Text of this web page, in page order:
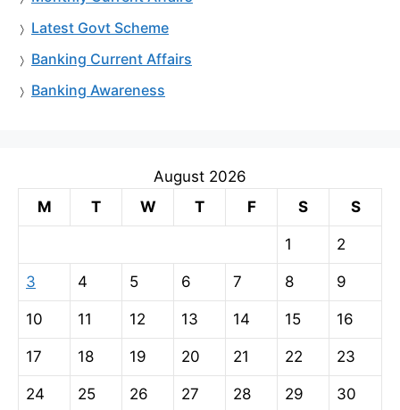
Latest Govt Scheme
Banking Current Affairs
Banking Awareness
August 2026
M
T W T F S S
1 2
3 4 5 6 7 8 9
10 11 12 13 14 15 16
17 18 19 20 21 22 23
24 25 26 27 28 29 30